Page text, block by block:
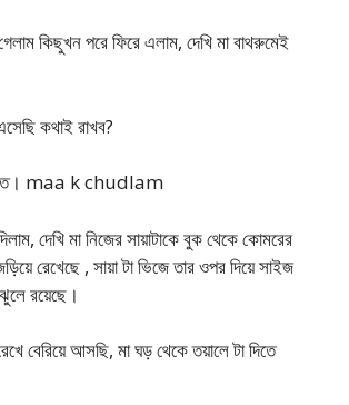
কিছুখন পরে ফিরে এলাম, দেখি মা বাথরুমেই
কথাই রাখব?
maa k chudlam
দেখি মা নিজের সায়াটাকে বুক থেকে কোমরের
রেখেছে , সায়া টা ভিজে তার ওপর দিয়ে সাইজ
রয়েছে।
বেরিয়ে আসছি, মা ঘড় থেকে তয়ালে টা দিতে